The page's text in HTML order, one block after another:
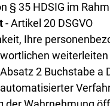
§ 35 HDSIG im
- Artikel 20 DSGVO
Ihre
2 Buchstabe